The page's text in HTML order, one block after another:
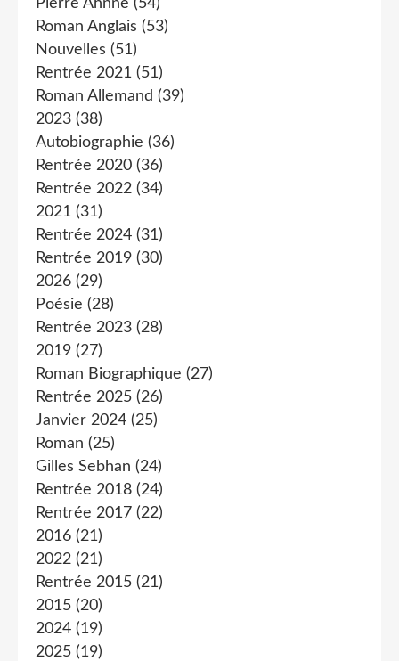
Pierre Ahnne (54)
Roman Anglais (53)
Nouvelles (51)
Rentrée 2021 (51)
Roman Allemand (39)
2023 (38)
Autobiographie (36)
Rentrée 2020 (36)
Rentrée 2022 (34)
2021 (31)
Rentrée 2024 (31)
Rentrée 2019 (30)
2026 (29)
Poésie (28)
Rentrée 2023 (28)
2019 (27)
Roman Biographique (27)
Rentrée 2025 (26)
Janvier 2024 (25)
Roman (25)
Gilles Sebhan (24)
Rentrée 2018 (24)
Rentrée 2017 (22)
2016 (21)
2022 (21)
Rentrée 2015 (21)
2015 (20)
2024 (19)
2025 (19)